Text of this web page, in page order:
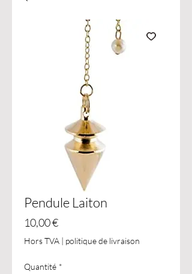
Pendule Laiton
10,00 €Prix
Hors TVA | politique de livraison
Quantité *